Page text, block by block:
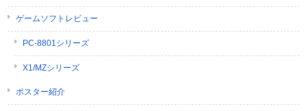
ゲームソフトレビュー
PC-8801シリーズ
X1/MZシリーズ
ポスター紹介